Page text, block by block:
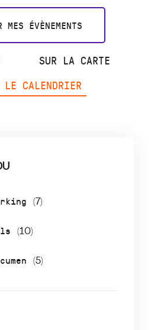
MES ÉVÈNEMENTS
SUR LA CARTE
LE CALENDRIER
(7)
(10)
(5)